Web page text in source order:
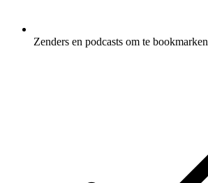
Zenders en podcasts om te bookmarken